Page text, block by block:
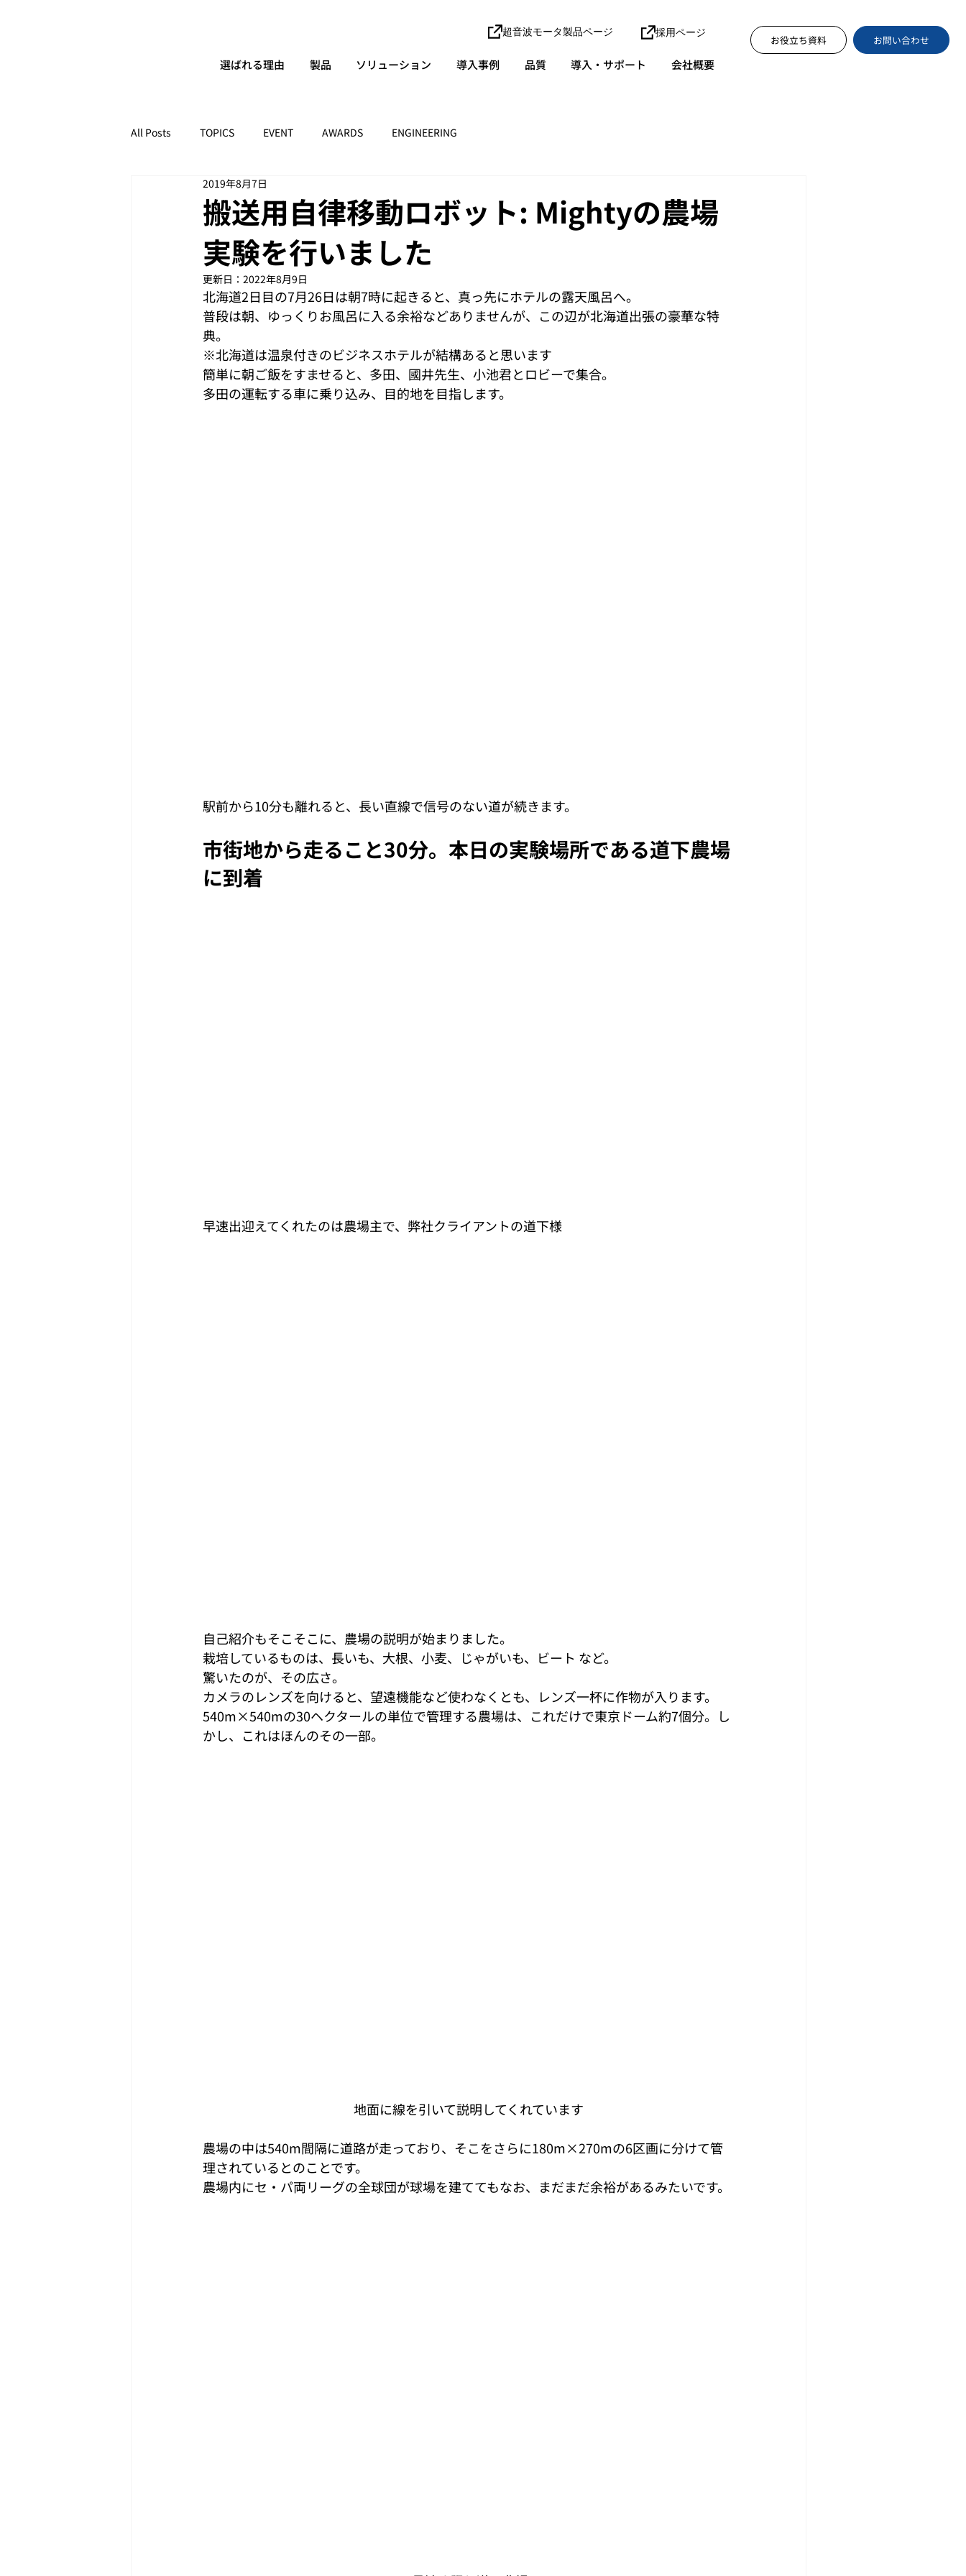
選ばれる理由 製品 ソリューション 導入事例 品質 導入・サポート 会社概要
超音波モータ製品ページ 採用ページ
お役立ち資料 お問い合わせ
All Posts TOPICS EVENT AWARDS ENGINEERING
搬送用自律移動ロボット: Mightyの農場
実験を行いました
2019年8月7日
更新日： 2022年8月9日
北海道2日目の7月26日は朝7時に起きると、真っ先にホテルの露天風呂へ。
普段は朝、ゆっくりお風呂に入る余裕などありませんが、この辺が北海道出張の豪華な特
典。
※北海道は温泉付きのビジネスホテルが結構あると思います
簡単に朝ご飯をすませると、多田、國井先生、小池君とロビーで集合。
多田の運転する車に乗り込み、目的地を目指します。
駅前から10分も離れると、長い直線で信号のない道が続きます。
市街地から走ること30分。本日の実験場所である道下農場
に到着
早速出迎えてくれたのは農場主で、弊社クライアントの道下様
自己紹介もそこそこに、農場の説明が始まりました。
栽培しているものは、長いも、大根、小麦、じゃがいも、ビート など。
驚いたのが、その広さ。
カメラのレンズを向けると、望遠機能など使わなくとも、レンズ一杯に作物が入ります。
540m×540mの30ヘクタールの単位で管理する農場は、これだけで東京ドーム約7個分。し
かし、これはほんのその一部。
地面に線を引いて説明してくれています
農場の中は540m間隔に道路が走っており、そこをさらに180m×270mの6区画に分けて管
理されているとのことです。
農場内にセ・パ両リーグの全球団が球場を建ててもなお、まだまだ余裕があるみたいです。